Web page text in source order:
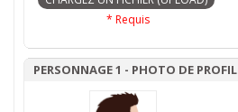
* Requis
PERSONNAGE 1 - PHOTO DE PROFIL